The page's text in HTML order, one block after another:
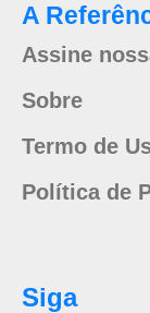
A
Assine
Sobre
Termo de
Política de
Siga